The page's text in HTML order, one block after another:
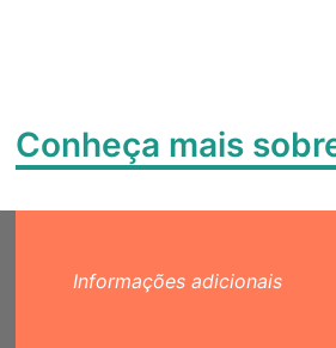
Conheça mais
Informações adicionais